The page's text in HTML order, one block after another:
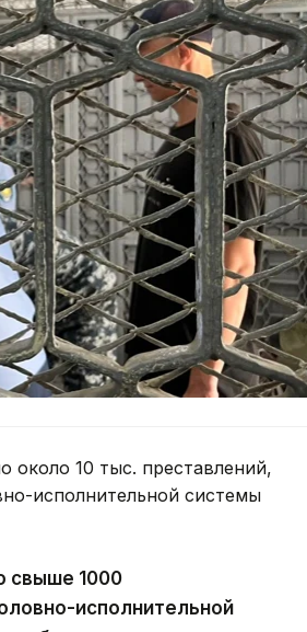
около 10 тыс. преставлений,
исполнительной системы
свыше 1000
исполнительной